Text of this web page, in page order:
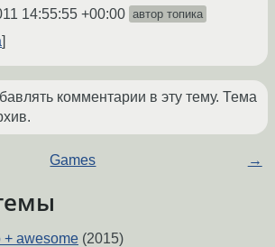
14:55:55 +00:00 автор топика
комментарии в эту тему. Тема
Games →
+ awesome (2015)